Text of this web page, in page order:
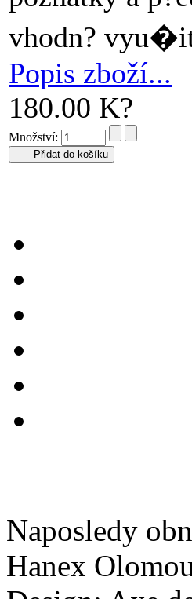
vhodn?
Popis zboží...
180.00 K?
Množství:
Naposledy
Hanex